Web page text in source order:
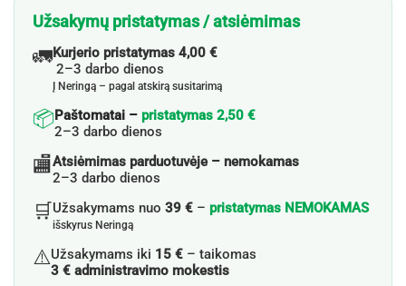
Užsakymų pristatymas / atsiėmimas
🚛Kurjerio pristatymas 4,00 €
2–3 darbo dienos
Į Neringą – pagal atskirą susitarimą
📦Paštomatai – pristatymas 2,50 €
2–3 darbo dienos
🏬Atsiėmimas parduotuvėje – nemokamas
2–3 darbo dienos
🛒Užsakymams nuo 39 € – pristatymas NEMOKAMAS
išskyrus Neringą
⚠️Užsakymams iki 15 € – taikomas
3 € administravimo mokestis